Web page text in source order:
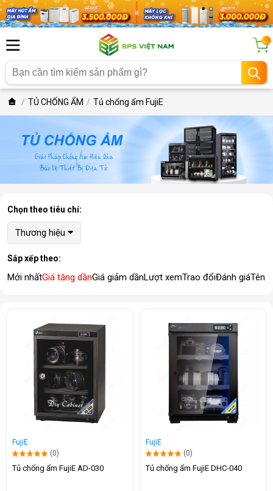
...
TỦ CHỐNG ẨM Tủ chống ẩm FujiE
Chọn theo tiêu chí:
Thương hiệu
Sắp xếp theo:
Mới nhấtGiá tăng dầnGiá giảm dầnLượt xemTrao đổiĐánh giáTên
FujiE
(0)
Tủ chống ẩm FujiE AD-030
FujiE
(0)
Tủ chống ẩm FujiE DHC-040